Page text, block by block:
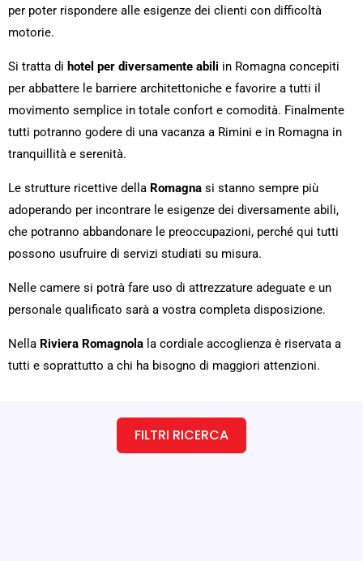
per poter rispondere alle esigenze dei clienti con difficoltà
motorie.
Si tratta di hotel per diversamente abili in Romagna concepiti
per abbattere le barriere architettoniche e favorire a tutti il
movimento semplice in totale confort e comodità. Finalmente
tutti potranno godere di una vacanza a Rimini e in Romagna in
tranquillità e serenità.
Le strutture ricettive della Romagna si stanno sempre più
adoperando per incontrare le esigenze dei diversamente abili,
che potranno abbandonare le preoccupazioni, perché qui tutti
possono usufruire di servizi studiati su misura.
Nelle camere si potrà fare uso di attrezzature adeguate e un
personale qualificato sarà a vostra completa disposizione.
Nella Riviera Romagnola la cordiale accoglienza è riservata a
tutti e soprattutto a chi ha bisogno di maggiori attenzioni.
FILTRI RICERCA